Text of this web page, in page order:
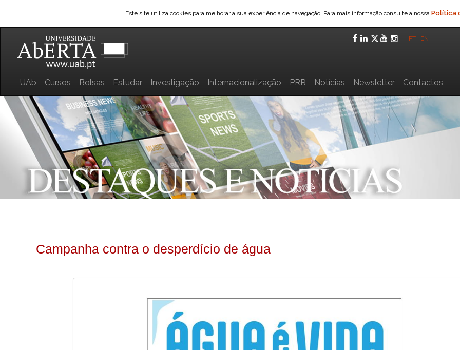
Este site utiliza cookies para melhorar a sua experiência de navegação. Para mais informação consulte a nossa Política
Facebook
LinkedIn
Twitter
YouTube
PT EN
UAb Cursos Bolsas Estudar Investigação Internacionalização PRR Notícias Newsletter Contactos
Campanha contra o desperdício de água